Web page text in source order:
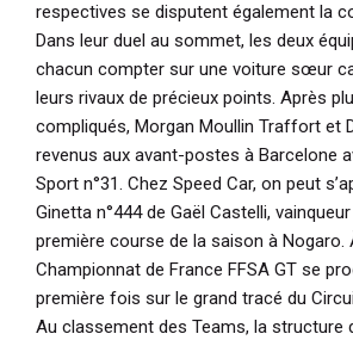
respectives se disputent également la
Dans leur duel au sommet, les deux
chacun compter sur une voiture sœur
leurs rivaux de précieux points. Après
compliqués, Morgan Moullin Traffort et
revenus aux avant-postes à Barcelone
Sport n°31. Chez Speed Car, on peut
Ginetta n°444 de Gaël Castelli,
première course de la saison à Nogaro.
Championnat de France FFSA GT se
première fois sur le grand tracé du
Au classement des Teams, la structure